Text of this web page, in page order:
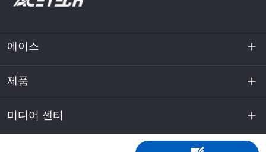
에이스
회사 소개
지속 가능성
제품
에너지 저장
미디어 센터